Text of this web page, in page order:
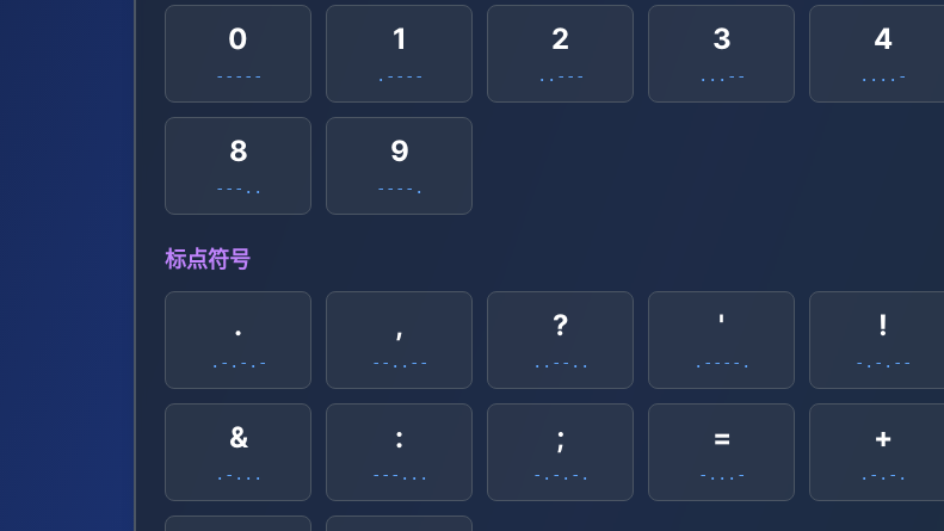
0
-----
1
.----
2
..---
3
...--
4
....-
8
---..
9
----.
标点符号
.
.-.-.-
,
--..--
?
..--..
'
.----.
!
-.-.--
&
.-...
:
---...
;
-.-.-.
=
-...-
+
.-.-.